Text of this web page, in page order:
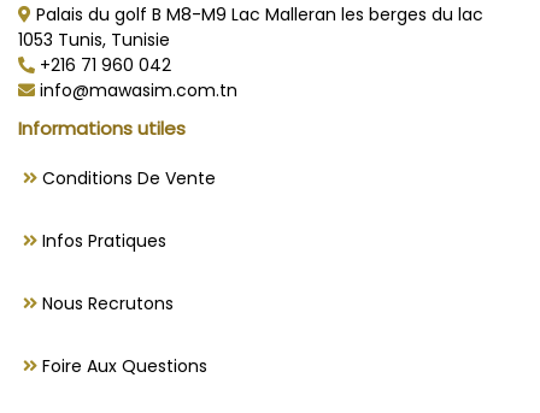
Palais du golf B M8-M9 Lac Malleran les berges du lac
1053 Tunis, Tunisie
+216 71 960 042
info@mawasim.com.tn
Informations utiles
Conditions De Vente
Infos Pratiques
Nous Recrutons
Foire Aux Questions